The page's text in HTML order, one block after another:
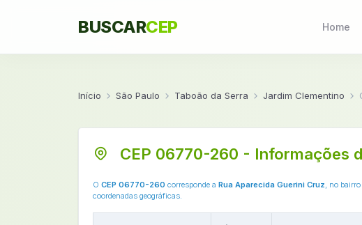
BUSCARCEP Home
Início São Paulo Taboão da Serra Jardim Clementino
CEP 06770-260 - Informações
O CEP 06770-260 corresponde a Rua Aparecida Guerini Cruz, no bairro
coordenadas geográficas.